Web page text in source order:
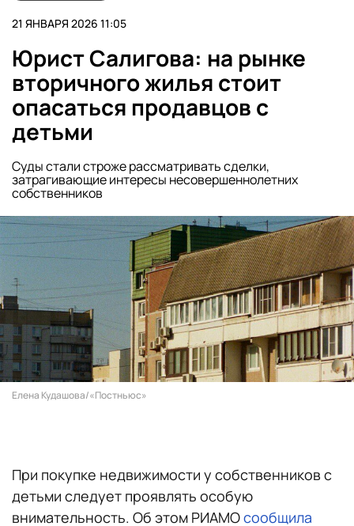
21 ЯНВАРЯ 2026 11:05
Юрист Салигова: на рынке
вторичного жилья стоит
опасаться продавцов с
детьми
Суды стали строже рассматривать сделки,
затрагивающие интересы несовершеннолетних
собственников
Елена Кудашова/«Постньюс»
При покупке недвижимости у собственников с
детьми следует проявлять особую
внимательность. Об этом РИАМОсообщила